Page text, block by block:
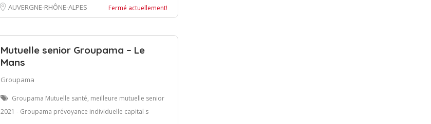
AUVERGNE-RHÔNE-ALPES Fermé actuellement!
Mutuelle senior Groupama – Le
Mans
Groupama
Groupama Mutuelle santé, meilleure mutuelle senior
2021 - Groupama prévoyance individuelle capital s